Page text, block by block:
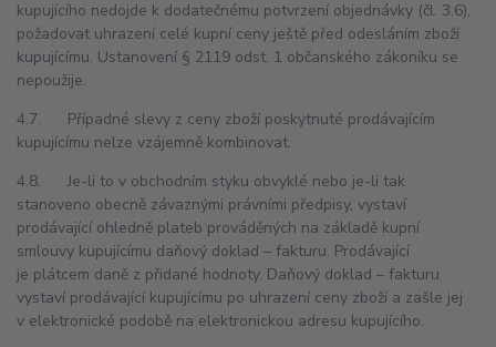
kupujícího nedojde k dodatečnému potvrzení objednávky (čl. 3.6),
požadovat uhrazení celé kupní ceny ještě před odesláním zboží
kupujícímu. Ustanovení § 2119 odst. 1 občanského zákoníku se
nepoužije.
4.7. Případné slevy z ceny zboží poskytnuté prodávajícím
kupujícímu nelze vzájemně kombinovat.
4.8. Je-li to v obchodním styku obvyklé nebo je-li tak
stanoveno obecně závaznými právními předpisy, vystaví
prodávající ohledně plateb prováděných na základě kupní
smlouvy kupujícímu daňový doklad – fakturu. Prodávající
je plátcem daně z přidané hodnoty. Daňový doklad – fakturu
vystaví prodávající kupujícímu po uhrazení ceny zboží a zašle jej
v elektronické podobě na elektronickou adresu kupujícího.